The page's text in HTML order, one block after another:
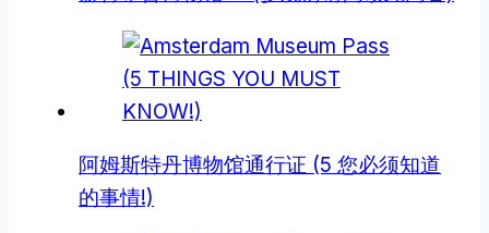
阿姆斯特丹博物馆通行证 (5 您必须知道
的事情!)